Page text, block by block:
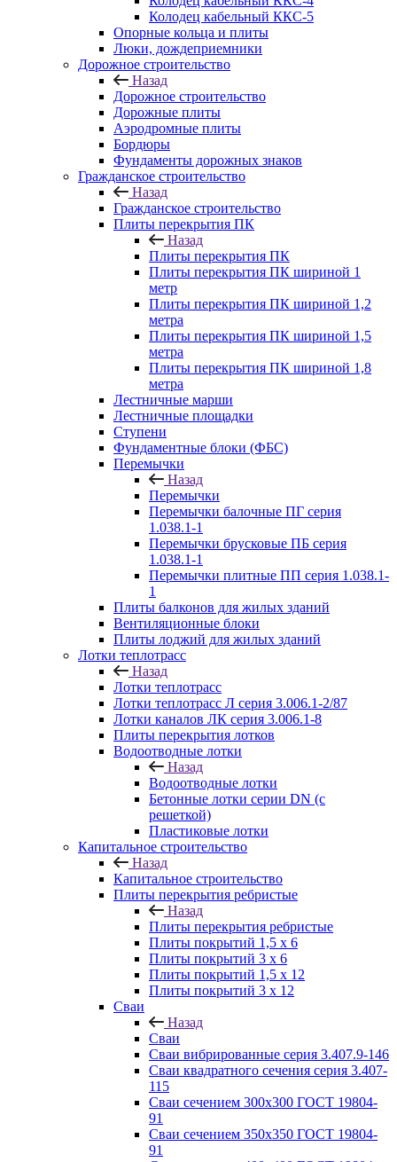
Колодец кабельный ККС-5
Опорные кольца и плиты
Люки, дождеприемники
Дорожное строительство
Назад
Дорожное строительство
Дорожные плиты
Аэродромные плиты
Бордюры
Фундаменты дорожных знаков
Гражданское строительство
Назад
Гражданское строительство
Плиты перекрытия ПК
Назад
Плиты перекрытия ПК
Плиты перекрытия ПК шириной 1
метр
Плиты перекрытия ПК шириной 1,2
метра
Плиты перекрытия ПК шириной 1,5
метра
Плиты перекрытия ПК шириной 1,8
метра
Лестничные марши
Лестничные площадки
Ступени
Фундаментные блоки (ФБС)
Перемычки
Назад
Перемычки
Перемычки балочные ПГ серия
1.038.1-1
Перемычки брусковые ПБ серия
1.038.1-1
Перемычки плитные ПП серия 1.038.1-
1
Плиты балконов для жилых зданий
Вентиляционные блоки
Плиты лоджий для жилых зданий
Лотки теплотрасс
Назад
Лотки теплотрасс
Лотки теплотрасс Л серия 3.006.1-2/87
Лотки каналов ЛК серия 3.006.1-8
Плиты перекрытия лотков
Водоотводные лотки
Назад
Водоотводные лотки
Бетонные лотки серии DN (с
решеткой)
Пластиковые лотки
Капитальное строительство
Назад
Капитальное строительство
Плиты перекрытия ребристые
Назад
Плиты перекрытия ребристые
Плиты покрытий 1,5 x 6
Плиты покрытий 3 x 6
Плиты покрытий 1,5 x 12
Плиты покрытий 3 x 12
Сваи
Назад
Сваи
Сваи вибрированные серия 3.407.9-146
Сваи квадратного сечения серия 3.407-
115
Сваи сечением 300х300 ГОСТ 19804-
91
Сваи сечением 350х350 ГОСТ 19804-
91